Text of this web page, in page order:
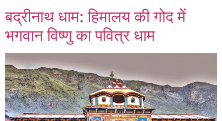
बद्रीनाथ धाम: हिमालय की गोद में
भगवान विष्णु का पवित्र धाम